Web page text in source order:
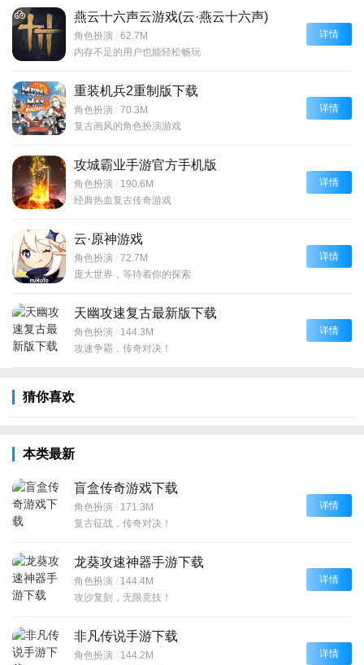
燕云十六声云游戏(云·燕云十六声)
角色扮演
62.7M
内存不足的用户也能轻松畅玩
详情
重装机兵2重制版下载
角色扮演
70.3M
复古画风的角色扮演游戏
详情
攻城霸业手游官方手机版
角色扮演
190.6M
经典热血复古传奇游戏
详情
​云·原神游戏
角色扮演
72.7M
庞大世界，等待着你的探索
详情
天幽攻速复古最新版下载
角色扮演
144.3M
攻速争霸，传奇对决！
详情
猜你喜欢
本类最新
盲盒传奇游戏下载
角色扮演
171.3M
复古征战，传奇对决！
详情
龙葵攻速神器手游下载
角色扮演
144.4M
攻沙复刻，无限竞技！
详情
非凡传说手游下载
角色扮演
144.2M
详情